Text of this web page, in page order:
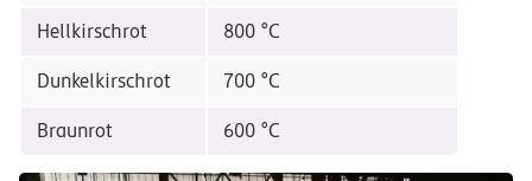
Hellkirschrot 800 °C
Dunkelkirschrot 700 °C
Braunrot 600 °C